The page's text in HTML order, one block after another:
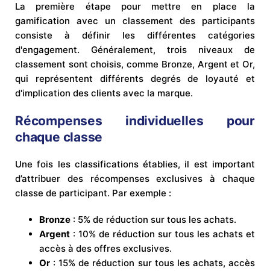
La première étape pour mettre en place la
gamification avec un classement des participants
consiste à définir les différentes catégories
d'engagement. Généralement, trois niveaux de
classement sont choisis, comme Bronze, Argent et Or,
qui représentent différents degrés de loyauté et
d'implication des clients avec la marque.
Récompenses individuelles pour
chaque classe
Une fois les classifications établies, il est important
d’attribuer des récompenses exclusives à chaque
classe de participant. Par exemple :
Bronze : 5% de réduction sur tous les achats.
Argent : 10% de réduction sur tous les achats et
accès à des offres exclusives.
Or : 15% de réduction sur tous les achats, accès